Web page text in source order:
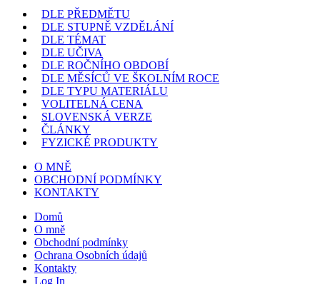
DLE PŘEDMĚTU
DLE STUPNĚ VZDĚLÁNÍ
DLE TÉMAT
DLE UČIVA
DLE ROČNÍHO OBDOBÍ
DLE MĚSÍCŮ VE ŠKOLNÍM ROCE
DLE TYPU MATERIÁLU
VOLITELNÁ CENA
SLOVENSKÁ VERZE
ČLÁNKY
FYZICKÉ PRODUKTY
O MNĚ
OBCHODNÍ PODMÍNKY
KONTAKTY
Domů
O mně
Obchodní podmínky
Ochrana Osobních údajů
Kontakty
Log In